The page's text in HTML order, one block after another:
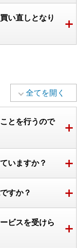
い直しとなり
全てを開く
とを行うので
いますか？
すか？
ビスを受けら